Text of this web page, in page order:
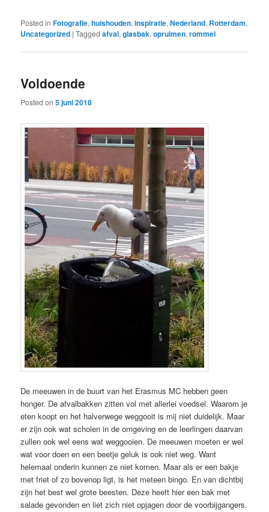
Posted in Fotografie,huishouden,inspiratie,Nederland, Rotterdam,
Uncategorized |Tagged afval,glasbak,opruimen,rommel
Voldoende
Posted on5 juni 2018
De meeuwen in de buurt van het Erasmus MC hebben geen
honger. De afvalbakken zitten vol met allerlei voedsel. Waarom je
eten koopt en het halverwege weggooit is mij niet duidelijk. Maar
er zijn ook wat scholen in de omgeving en de leerlingen daarvan
zullen ook wel eens wat weggooien. De meeuwen moeten er wel
wat voor doen en een beetje geluk is ook niet weg. Want
helemaal onderin kunnen ze niet komen. Maar als er een bakje
met friet of zo bovenop ligt, is het meteen bingo. En van dichtbij
zijn het best wel grote beesten. Deze heeft hier een bak met
salade gevonden en liet zich niet opjagen door de voorbijgangers.